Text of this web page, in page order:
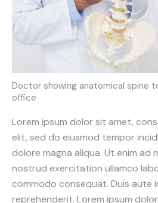
Doctor showing anatomical spine
office
Lorem ipsum dolor sit amet,
elit, sed do eiusmod tempor
dolore magna aliqua. Ut enim ad
nostrud exercitation ullamco
commodo consequat. Duis aute
reprehenderit. Lorem ipsum